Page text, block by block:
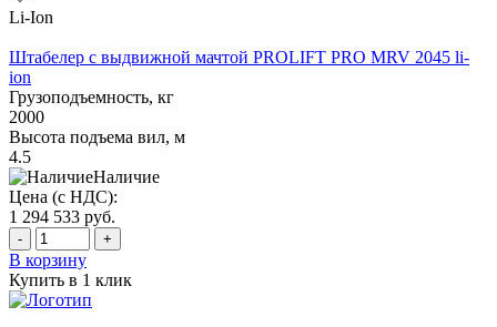
Li-Ion
Штабелер с выдвижной мачтой PROLIFT PRO MRV 2045 li-
ion
Грузоподъемность, кг
2000
Высота подъема вил, м
4.5
Наличие
Цена (с НДС):
1 294 533 руб.
- +
В корзину
Купить в 1 клик